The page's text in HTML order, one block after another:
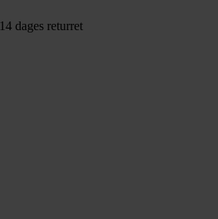
dages returret